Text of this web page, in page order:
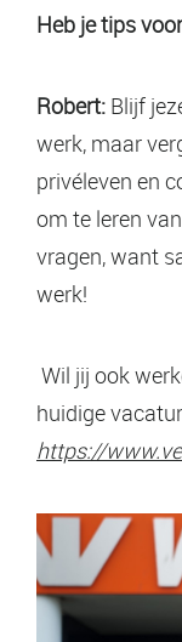
Heb je tips
Robert: Blijf
werk, maar
privéleven en
om te leren
vragen, want
werk!
Wil jij ook
huidige
https://